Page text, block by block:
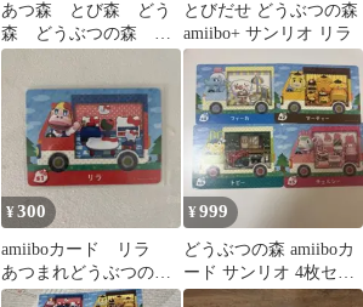
あつ森 とび森 どう
森 どうぶつの森
amiiboカード サンリ
オ エトワール
とびだせ どうぶつの森
amiibo+ サンリオ リラ
¥300
amiiboカード リラ
あつまれどうぶつの
森 サンリオ
¥999
どうぶつの森 amiiboカ
ード サンリオ 4枚セッ
ト